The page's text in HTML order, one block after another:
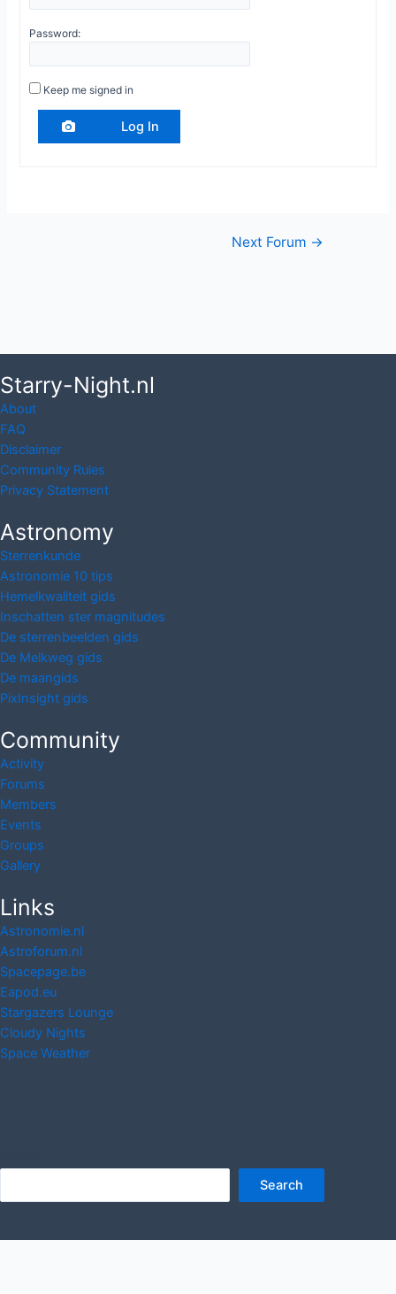
Password:
Keep me signed in
Log In
Next Forum →
Starry-Night.nl
About
FAQ
Disclaimer
Community Rules
Privacy Statement
Astronomy
Sterrenkunde
Astronomie 10 tips
Hemelkwaliteit gids
Inschatten ster magnitudes
De sterrenbeelden gids
De Melkweg gids
De maangids
PixInsight gids
Community
Activity
Forums
Members
Events
Groups
Gallery
Links
Astronomie.nl
Astroforum.nl
Spacepage.be
Eapod.eu
Stargazers Lounge
Cloudy Nights
Space Weather
Search